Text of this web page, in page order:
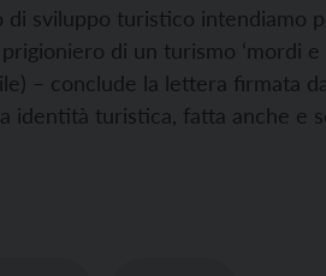
di sviluppo turistico intendiamo
di un turismo ‘mordi e
– conclude la lettera firmata
identità turistica, fatta anche e